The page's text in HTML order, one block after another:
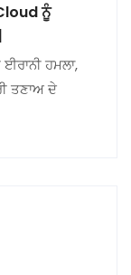
ਨੂੰ
ਹਮਲਾ,
ਤਣਾਅ ਦੇ